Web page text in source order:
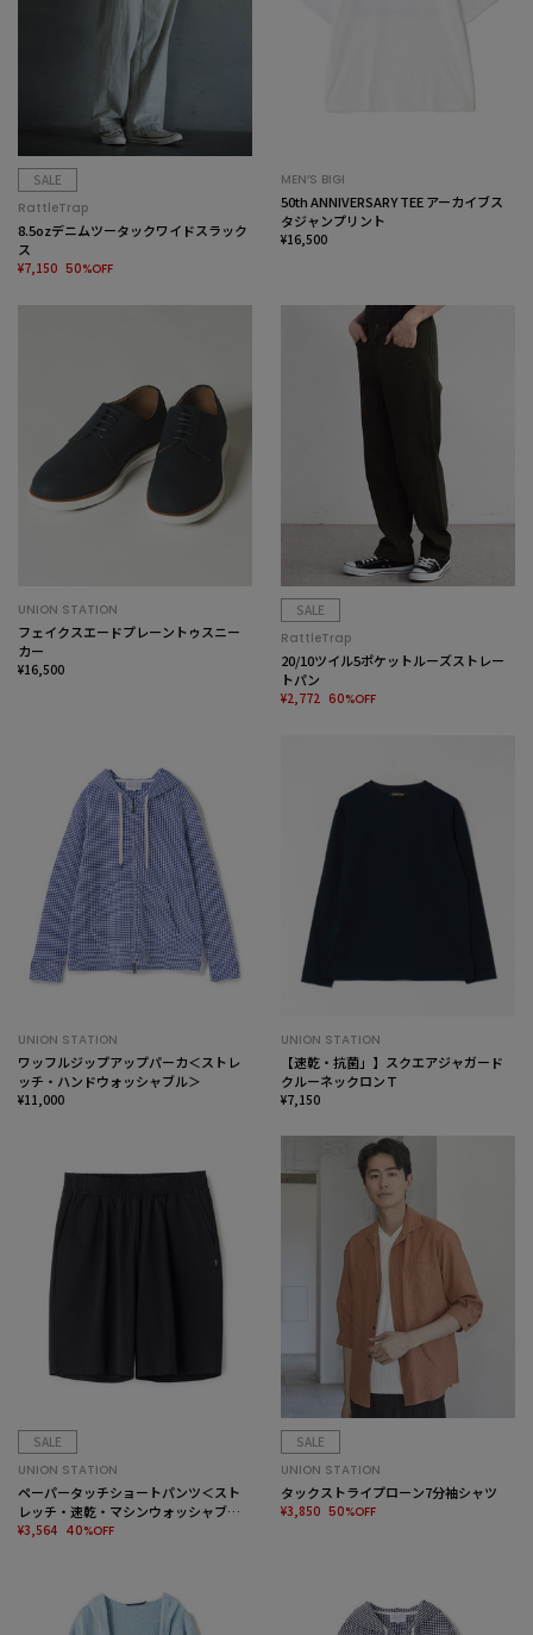
SALE
RattleTrap
8.5ozデニムツータックワイドスラック
ス
¥7,150 50%OFF
MEN’S BIGI
50th ANNIVERSARY TEE アーカイブス
タジャンプリント
¥16,500
UNION STATION
フェイクスエードプレーントゥスニー
カー
¥16,500
SALE
RattleTrap
20/10ツイル5ポケットルーズストレー
トパン
¥2,772 60%OFF
UNION STATION
ワッフルジップアップパーカ＜ストレ
ッチ・ハンドウォッシャブル＞
¥11,000
UNION STATION
【速乾・抗菌」】スクエアジャガード
クルーネックロンＴ
¥7,150
SALE
UNION STATION
ペーパータッチショートパンツ＜スト
レッチ・速乾・マシンウォッシャブ
ル・イージーケア・接触冷感＞
¥3,564 40%OFF
SALE
UNION STATION
タックストライプローン7分袖シャツ
¥3,850 50%OFF